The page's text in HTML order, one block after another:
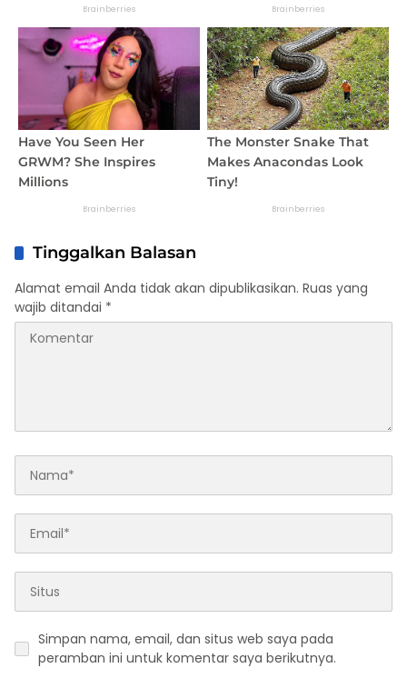
Tinggalkan Balasan
Alamat email Anda tidak akan dipublikasikan. Ruas yang
wajib ditandai *
Simpan nama, email, dan situs web saya pada
peramban ini untuk komentar saya berikutnya.